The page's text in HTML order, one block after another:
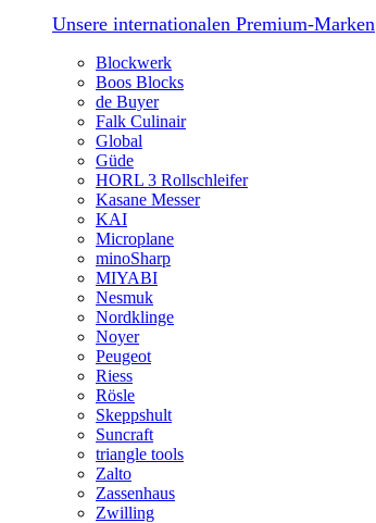
Unsere internationalen Premium-Marken
Blockwerk
Boos Blocks
de Buyer
Falk Culinair
Global
Güde
HORL 3 Rollschleifer
Kasane Messer
KAI
Microplane
minoSharp
MIYABI
Nesmuk
Nordklinge
Noyer
Peugeot
Riess
Rösle
Skeppshult
Suncraft
triangle tools
Zalto
Zassenhaus
Zwilling